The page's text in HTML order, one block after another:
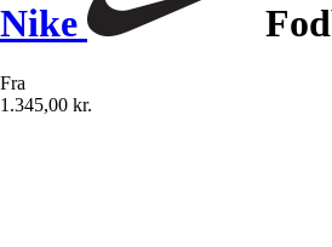
Nike
Fra
1.345,00 kr.